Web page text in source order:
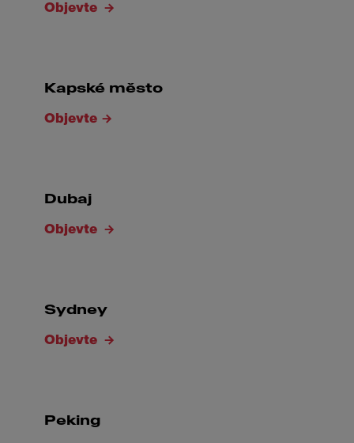
Objevte
Kapské město
Objevte
Dubaj
Objevte
Sydney
Objevte
Peking